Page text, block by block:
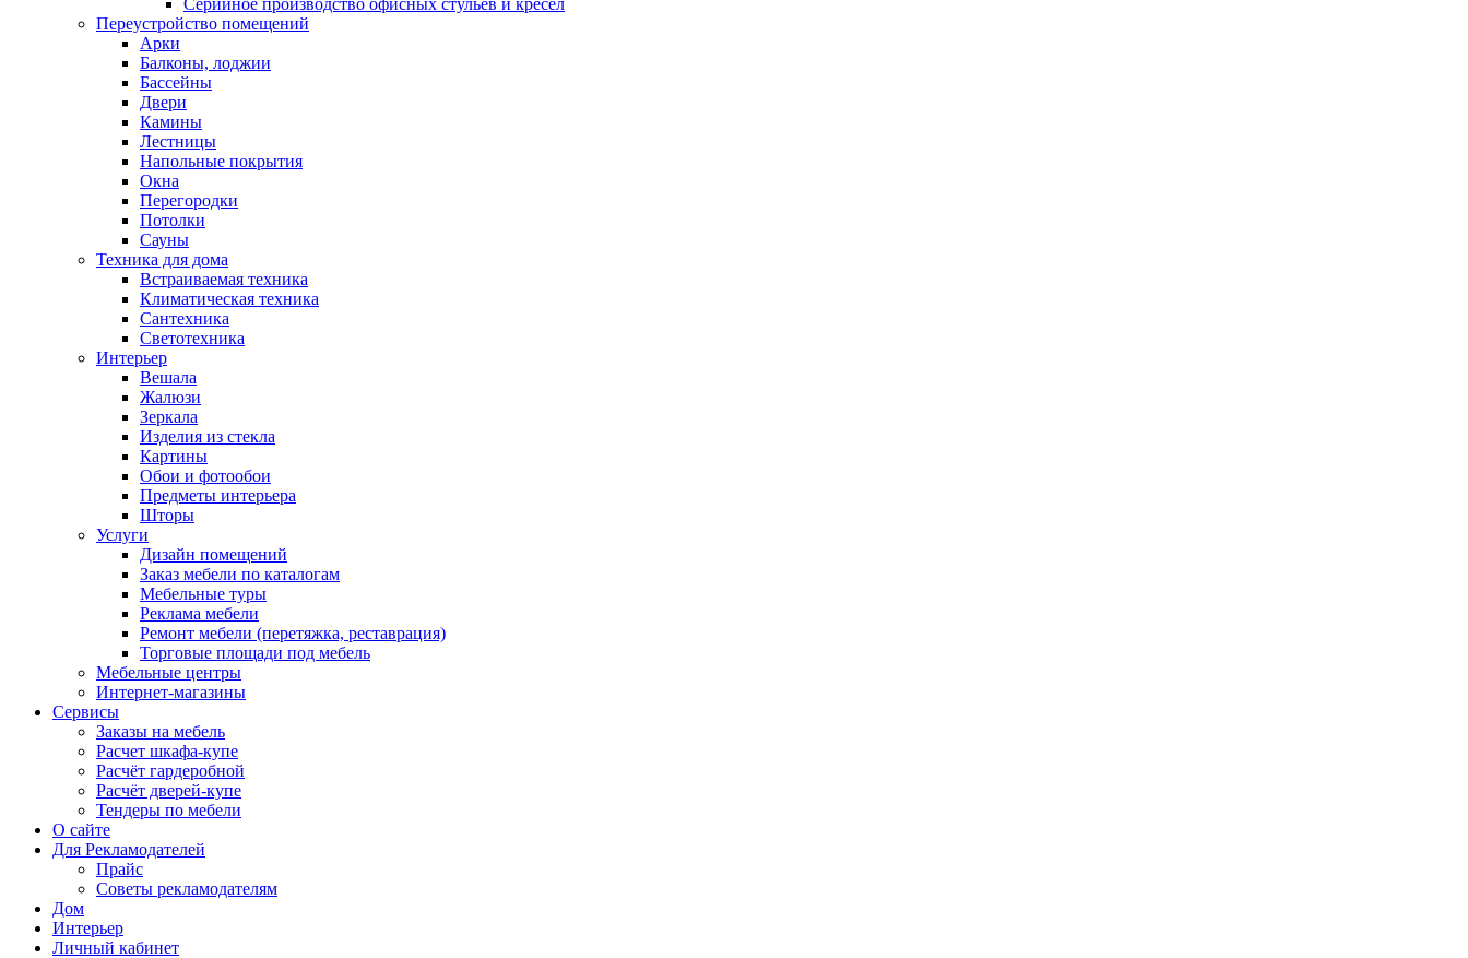
Серийное производство офисных стульев и кресел
Переустройство помещений
Арки
Балконы, лоджии
Бассейны
Двери
Камины
Лестницы
Напольные покрытия
Окна
Перегородки
Потолки
Сауны
Техника для дома
Встраиваемая техника
Климатическая техника
Сантехника
Светотехника
Интерьер
Вешала
Жалюзи
Зеркала
Изделия из стекла
Картины
Обои и фотообои
Предметы интерьера
Шторы
Услуги
Дизайн помещений
Заказ мебели по каталогам
Мебельные туры
Реклама мебели
Ремонт мебели (перетяжка, реставрация)
Торговые площади под мебель
Мебельные центры
Интернет-магазины
Сервисы
Заказы на мебель
Расчет шкафа-купе
Расчёт гардеробной
Расчёт дверей-купе
Тендеры по мебели
О сайте
Для Рекламодателей
Прайс
Советы рекламодателям
Дом
Интерьер
Личный кабинет